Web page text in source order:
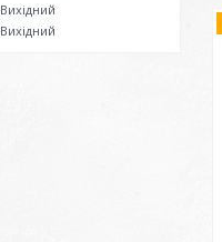
Вихідний
Вихідний